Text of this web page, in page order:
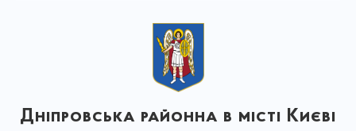
Дніпровська районна в місті Києві